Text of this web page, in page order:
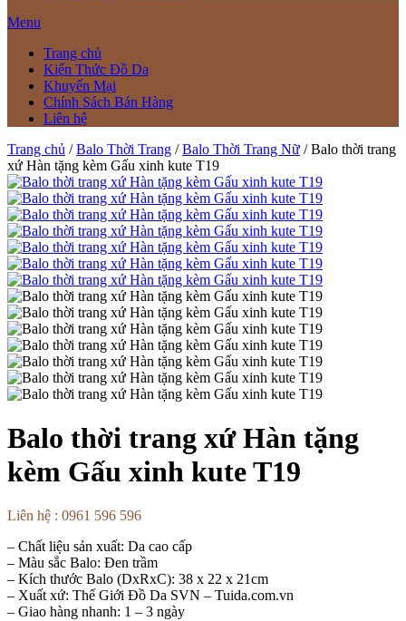
Menu
Trang chủ
Kiến Thức Đồ Da
Khuyến Mại
Chính Sách Bán Hàng
Liên hệ
Trang chủ /Balo Thời Trang /Balo Thời Trang Nữ / Balo thời trang
xứ Hàn tặng kèm Gấu xinh kute T19
Balo thời trang xứ Hàn tặng
kèm Gấu xinh kute T19
Liên hệ : 0961 596 596
– Chất liệu sản xuất: Da cao cấp
– Màu sắc Balo: Đen trầm
– Kích thước Balo (DxRxC): 38 x 22 x 21cm
– Xuất xứ: Thế Giới Đồ Da SVN – Tuida.com.vn
– Giao hàng nhanh: 1 – 3 ngày